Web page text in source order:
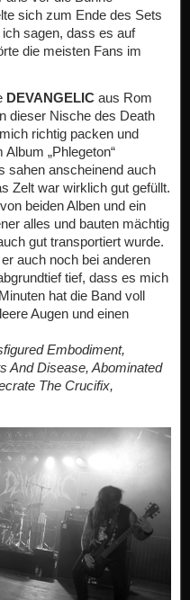
sich zum Ende des Sets
sagen, dass es auf
die meisten Fans im
DEVANGELIC aus Rom
dieser Nische des Death
richtig packen und
„Phlegeton“
sahen anscheinend auch
Zelt war wirklich gut gefüllt.
beiden Alben und ein
alles und bauten mächtig
gut transportiert wurde.
auch noch bei anderen
tief, dass es mich
hat die Band voll
Augen und einen
Embodiment,
And Disease, Abominated
The Crucifix,